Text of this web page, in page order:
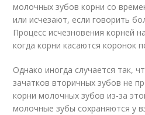
молочных зубов корни со
или исчезают, если говорить
Процесс исчезновения корней
когда корни касаются коронок
Однако иногда случается так,
зачатков вторичных зубов не
корни молочных зубов из-за
молочные зубы сохраняются у